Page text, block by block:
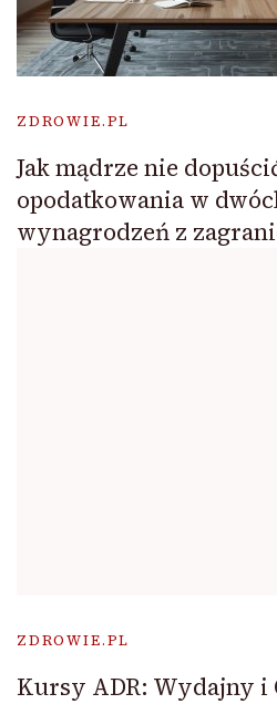
ZDROWIE.PL
Jak mądrze nie
opodatkowania w
wynagrodzeń z
ZDROWIE.PL
Kursy ADR: Wydajny